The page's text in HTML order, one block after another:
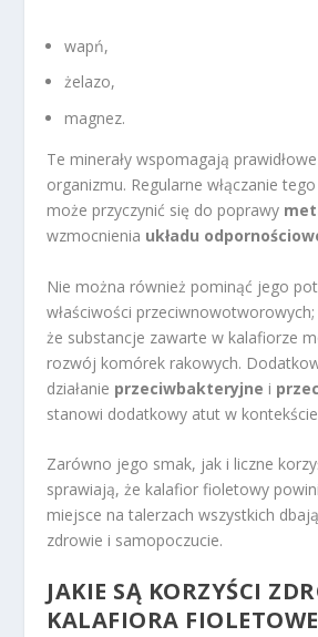
wapń,
żelazo,
magnez.
Te minerały wspomagają
organizmu. Regularne włączanie
może przyczynić się do poprawy
wzmocnienia układu
Nie można również pominąć jego
właściwości
że substancje zawarte w kalafiorze
rozwój komórek rakowych.
działanie przeciwbakteryjne i
stanowi dodatkowy atut w
Zarówno jego smak, jak i liczne
sprawiają, że kalafior fioletowy
miejsce na talerzach wszystkich
zdrowie i samopoczucie.
JAKIE SĄ KORZYŚCI
KALAFIORA